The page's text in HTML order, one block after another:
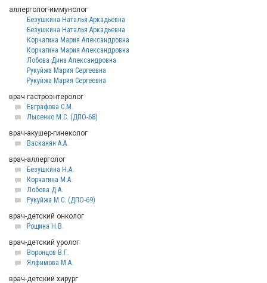
аллерголог-иммунолог
Безушкина Наталья Аркадьевна
Безушкина Наталья Аркадьевна
Корчагина Мария Александровна
Корчагина Мария Александровна
Лобова Дина Александровна
Рукуйжа Мария Сергеевна
Рукуйжа Мария Сергеевна
врач гастроэнтеролог
Евграфова С.М.
Лысенко М.С. (ДПО-68)
врач-акушер-гинеколог
Васканян А.А.
врач-аллерголог
Безушкина Н.А.
Корчагина М.А.
Лобова Д.А.
Рукуйжа М.С. (ДПО-69)
врач-детский онколог
Рощина Н.В.
врач-детский уролог
Воронцов В.Г.
Ялфимова М.А.
врач-детский хирург